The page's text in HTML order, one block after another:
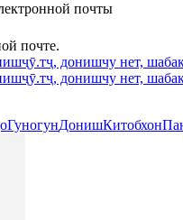
почты
почте.
ГуногунДонишКитобхон